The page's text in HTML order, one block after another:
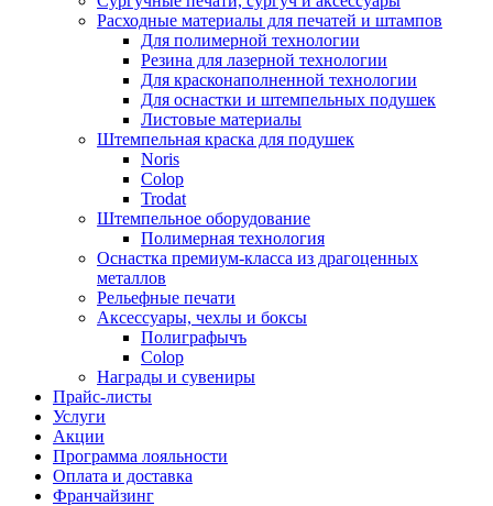
Расходные материалы для печатей и штампов
Для полимерной технологии
Резина для лазерной технологии
Для красконаполненной технологии
Для оснастки и штемпельных подушек
Листовые материалы
Штемпельная краска для подушек
Noris
Colop
Trodat
Штемпельное оборудование
Полимерная технология
Оснастка премиум-класса из драгоценных
металлов
Рельефные печати
Аксессуары, чехлы и боксы
Полиграфычъ
Colop
Награды и сувениры
Прайс-листы
Услуги
Акции
Программа лояльности
Оплата и доставка
Франчайзинг